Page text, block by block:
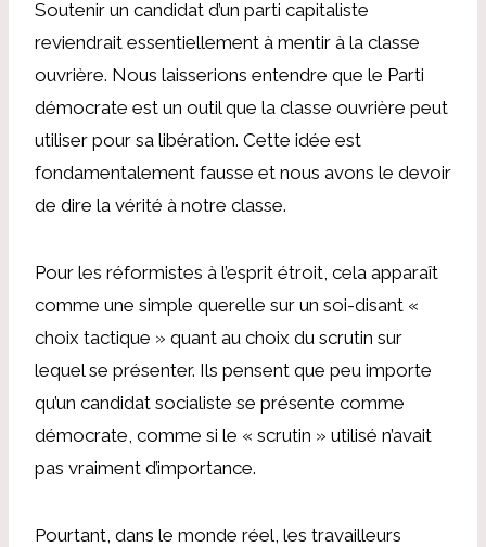
Soutenir un candidat d’un parti capitaliste
reviendrait essentiellement à mentir à la classe
ouvrière. Nous laisserions entendre que le Parti
démocrate est un outil que la classe ouvrière peut
utiliser pour sa libération. Cette idée est
fondamentalement fausse et nous avons le devoir
de dire la vérité à notre classe.
Pour les réformistes à l’esprit étroit, cela apparaît
comme une simple querelle sur un soi-disant «
choix tactique » quant au choix du scrutin sur
lequel se présenter. Ils pensent que peu importe
qu’un candidat socialiste se présente comme
démocrate, comme si le « scrutin » utilisé n’avait
pas vraiment d’importance.
Pourtant, dans le monde réel, les travailleurs